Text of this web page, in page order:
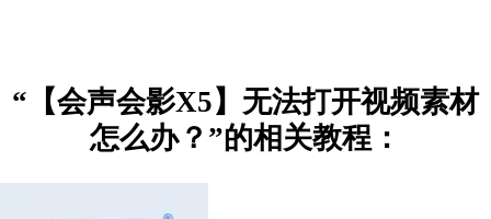
“【会声会影X5】无法打开视频素材
怎么办？”的相关教程：